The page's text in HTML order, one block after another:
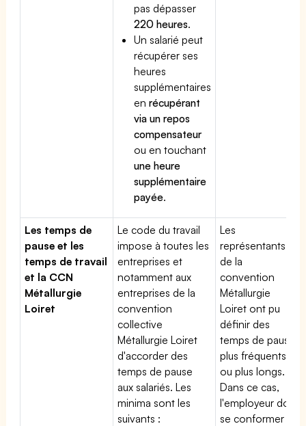
pas dépasser
220 heures.
Un salarié peut
récupérer ses
heures
supplémentaires
enrécupérant
via un repos
compensateur
ou en touchant
une heure
supplémentaire
payée.
Les temps de
pause et les
temps de travail
et la CCN
Métallurgie
Loiret
Le code du travail
impose à toutes les
entreprises et
notamment aux
entreprises de la
convention
collective
Métallurgie Loiret
d'accorder des
temps de pause
aux salariés. Les
minima sont les
suivants :
Les
représentants
de la
convention
Métallurgie
Loiret ont pu
définir des
temps de pause
plus fréquents
ou plus longs.
Dans ce cas,
l'employeur doit
se conformer